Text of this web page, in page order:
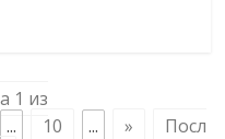
1 из
... 10 ... »
Посл